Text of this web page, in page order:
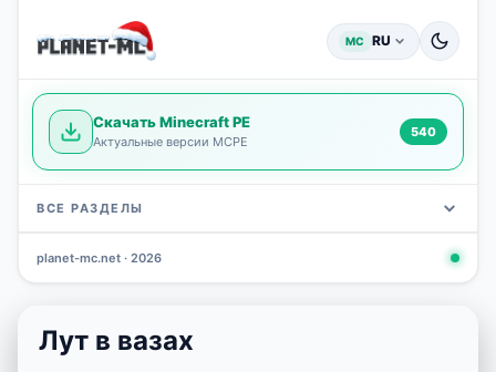
MC RU
Скачать Minecraft PE
Актуальные версии MCPE
540
ВСЕ РАЗДЕЛЫ
planet-mc.net · 2026
Лут в вазах